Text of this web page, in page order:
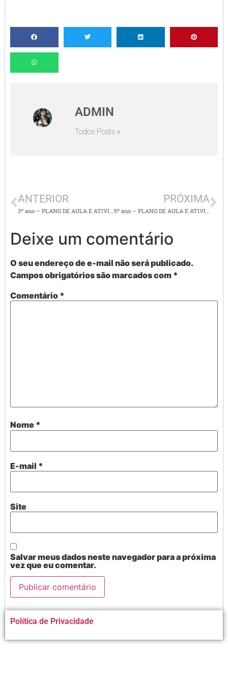
ADMIN
Todos Posts »
ANTERIOR PRÓXIMA
5º ano – PLANO DE AULA E ATIVIDADES DE MATEMÁTICA / PORCENTAGEM E REPRESENTAÇÃO FRACIONÁRIA
Deixe um comentário
O seu endereço de e-mail não será publicado.
Campos obrigatórios são marcados com *
Comentário *
Nome *
E-mail *
Site
Salvar meus dados neste navegador para a próxima
vez que eu comentar.
Alternative:
Política de Privacidade